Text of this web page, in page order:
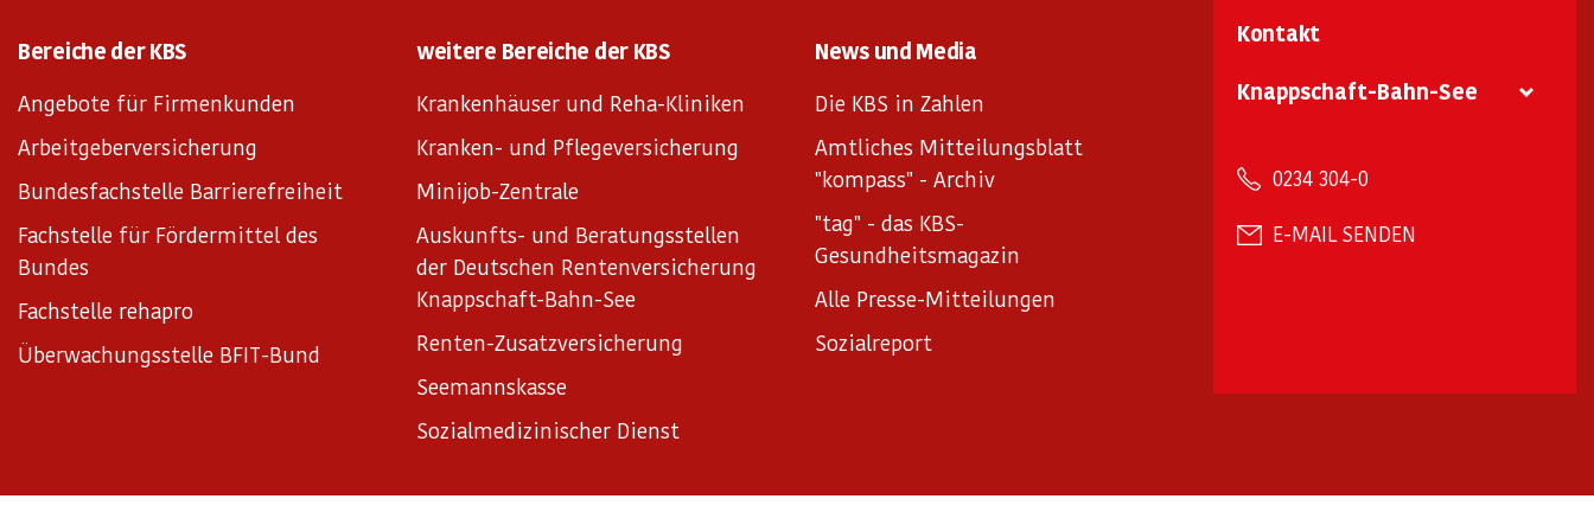
Bereiche der KBS
Angebote für Firmenkunden
Arbeitgeberversicherung
Bundesfachstelle Barrierefreiheit
Fachstelle für Fördermittel des
Bundes
Fachstelle rehapro
Überwachungsstelle BFIT-Bund
weitere Bereiche der KBS
Krankenhäuser und Reha-Kliniken
Kranken- und Pflegeversicherung
Minijob-Zentrale
Auskunfts- und Beratungsstellen
der Deutschen Rentenversicherung
Knappschaft-Bahn-See
Renten-Zusatzversicherung
Seemannskasse
Sozialmedizinischer Dienst
News und Media
Die KBS in Zahlen
Amtliches Mitteilungsblatt
"kompass" - Archiv
"tag" - das KBS-
Gesundheitsmagazin
Alle Presse-Mitteilungen
Sozialreport
Kontakt
Knappschaft-Bahn-See
0234 304-0
E-MAIL SENDEN